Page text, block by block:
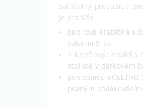
své čakry probudit a
je pro Vás.
papírová krabička s
svícemi 9 ks
2 ks tělových svící s
stolisté v dárkovém
pohlednice VČELÍHO
psaným poděkováním